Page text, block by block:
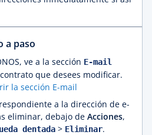
a paso
ve a la sección E-mail
que desees modificar.
la sección E-mail
a la dirección de e-
eliminar, debajo de Acciones,
dentada > Eliminar.